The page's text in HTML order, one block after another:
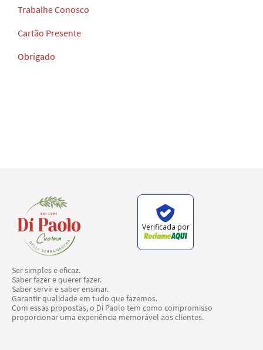
Trabalhe Conosco
Cartão Presente
Obrigado
Verificada por
Ser simples e eficaz.
Saber fazer e querer fazer.
Saber servir e saber ensinar.
Garantir qualidade em tudo que fazemos.
Com essas propostas, o Di Paolo tem como compromisso
proporcionar uma experiência memorável aos clientes.